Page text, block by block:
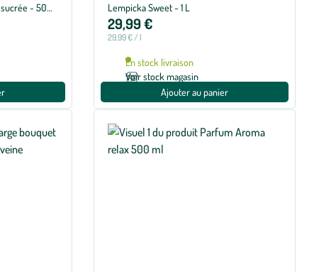
- 500
Lempicka Sweet - 1 L
29,99 €
29,99 € / l
En stock livraison
Voir stock magasin
Ajouter au panier